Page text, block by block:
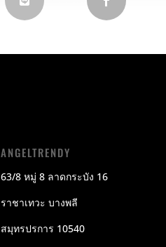
ANGELTRENDY
63/8 หมู่ 8 ลาดกระบัง 16
ราชาเทวะ บางพลี
สมุทรปรการ 10540